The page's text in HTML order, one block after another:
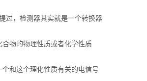
过，检测器其实就是一个转换器
合物的物理性质或者化学性质
个和这个理化性质有关的电信号